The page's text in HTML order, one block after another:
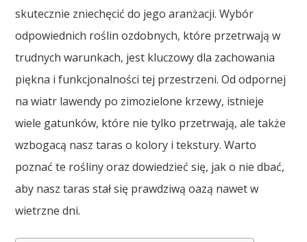
skutecznie zniechęcić do jego aranżacji. Wybór
odpowiednich roślin ozdobnych, które przetrwają w
trudnych warunkach, jest kluczowy dla zachowania
piękna i funkcjonalności tej przestrzeni. Od odpornej
na wiatr lawendy po zimozielone krzewy, istnieje
wiele gatunków, które nie tylko przetrwają, ale także
wzbogacą nasz taras o kolory i tekstury. Warto
poznać te rośliny oraz dowiedzieć się, jak o nie dbać,
aby nasz taras stał się prawdziwą oazą nawet w
wietrzne dni.